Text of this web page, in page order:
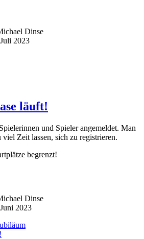
Dinse
2023
läuft!
und Spieler angemeldet. Man
Zeit lassen, sich zu registrieren.
begrenzt!
Dinse
2023